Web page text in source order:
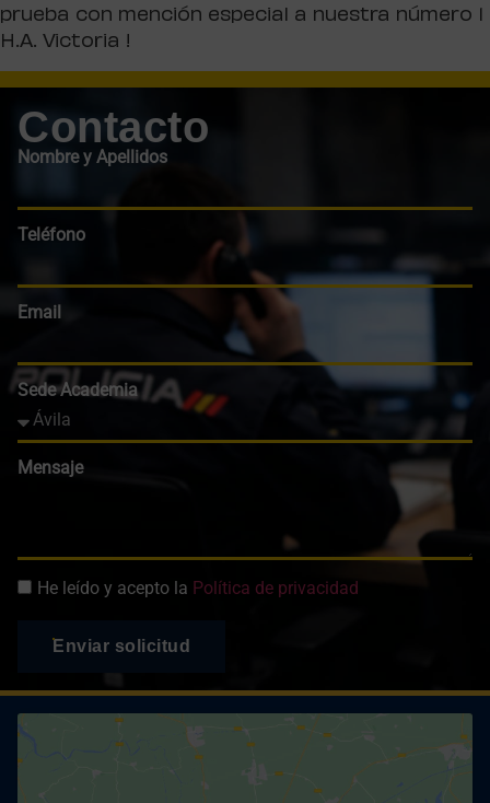
prueba con mención especial a nuestra número 1
H.A. Victoria !
Contacto
Nombre y Apellidos
Teléfono
Email
Sede Academia
Mensaje
He leído y acepto la Política de privacidad
Enviar solicitud